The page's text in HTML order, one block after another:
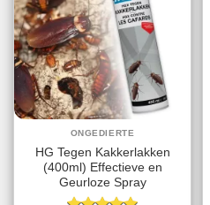
ONGEDIERTE
HG Tegen Kakkerlakken
(400ml) Effectieve en
Geurloze Spray